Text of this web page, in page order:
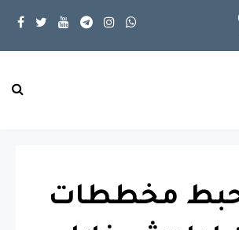
تُحبط مخططات